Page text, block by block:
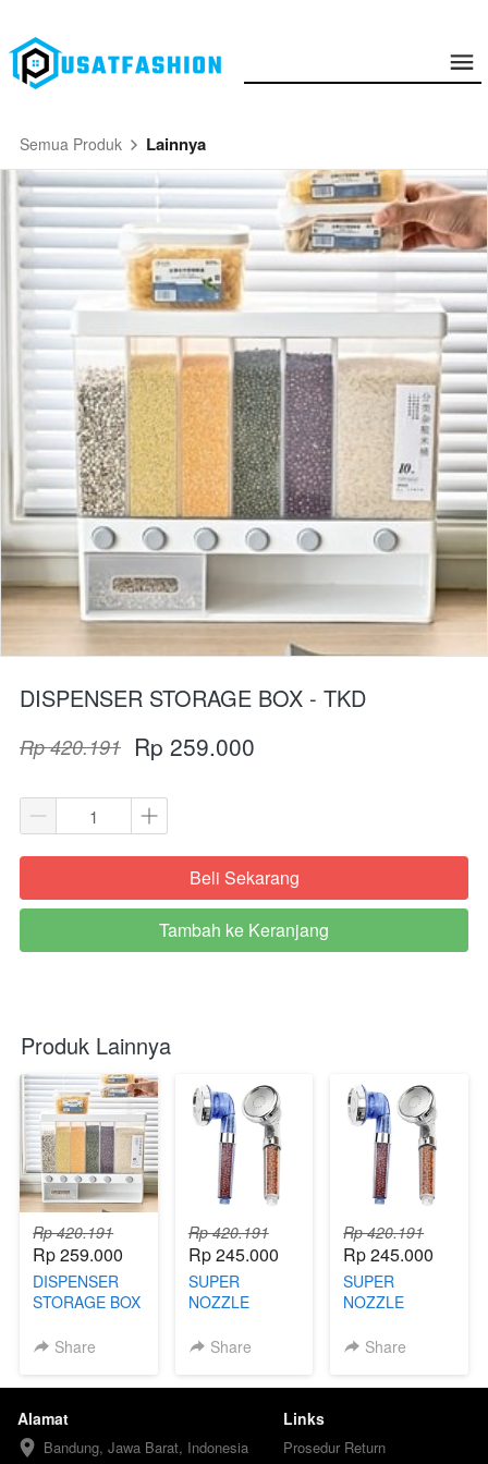
Semua Produk Lainnya
DISPENSER STORAGE BOX - TKD
Rp 420.191 Rp 259.000
`Beli Sekarang
`
Tambah ke Keranjang
Produk Lainnya
Rp 420.191
Rp 259.000
DISPENSER
STORAGE BOX
Share
Rp 420.191
Rp 245.000
SUPER
NOZZLE
Share
Rp 420.191
Rp 245.000
SUPER
NOZZLE
Share
Alamat
Bandung, Jawa Barat, Indonesia
Links
Prosedur Return